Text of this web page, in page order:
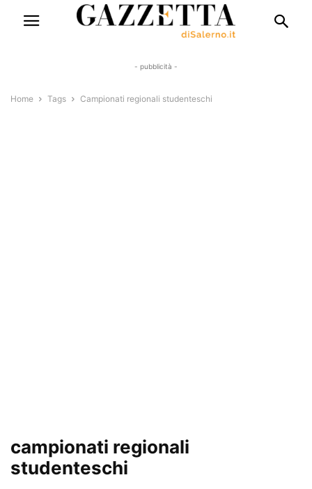
- pubblicità -
Home Tags Campionati regionali studenteschi
campionati regionali
studenteschi